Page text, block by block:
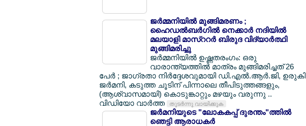
ജര്‍മ്മനിയില്‍ മുങ്ങിമരണം ;
ഹൈഡല്‍ബര്‍ഗില്‍ നെക്കാര്‍ നദിയില്‍
മലയാളി മാസ്ററര്‍ ബിരുദ വിദ്യാര്‍ത്ഥി
മുങ്ങിമരിച്ചു
ജര്‍മ്മനിയില്‍ ഉഷ്ണതരംഗം: ഒരു
വാരാന്ത്യത്തില്‍ മാത്രം മുങ്ങിമരിച്ചത് 26
പേര്‍ ; ജാഗ്രതാ നിര്‍ദ്ദേശവുമായി ഡി.എല്‍.ആര്‍.ജി, ഉരുകി
ജര്‍മനി, കടുത്ത ചൂടിന് പിന്നാലെ തീപിടുത്തങ്ങളും,
(ആശ്വാസമായി) കൊടുങ്കാറ്റും മഴയും വരുന്നു ..
വിഡിയോ വാര്‍ത്ത
തുടര്‍ന്നു വായിക്കുക
ജര്‍മനിയുടെ "ലോകകപ്പ് ദുരന്തം"ത്തില്‍
ഞെട്ടി ആരാധകര്‍